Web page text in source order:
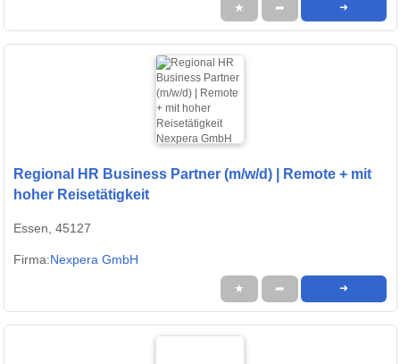
★ ➦ ➜
Regional HR Business Partner (m/w/d) | Remote + mit
hoher Reisetätigkeit
Essen, 45127
Firma:Nexpera GmbH
★ ➦ ➜